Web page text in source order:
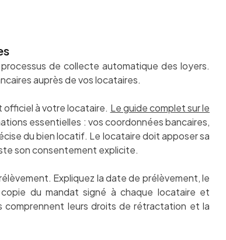
de collecte automatique des loyers.
auprès de vos locataires.
officiel à votre locataire. Le guide complet sur le
essentielles : vos coordonnées bancaires,
du bien locatif. Le locataire doit apposer sa
son consentement explicite.
Expliquez la date de prélèvement, le
du mandat signé à chaque locataire et
comprennent leurs droits de rétractation et la